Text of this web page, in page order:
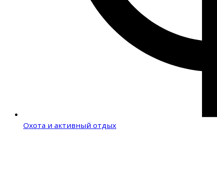
Охота и активный отдых